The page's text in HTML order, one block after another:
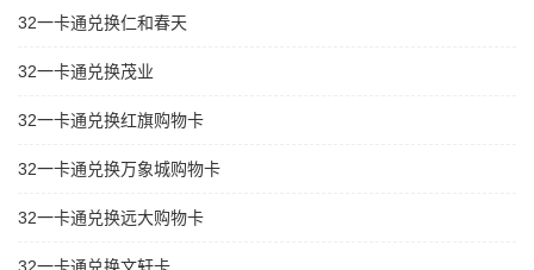
32一卡通兑换仁和春天
32一卡通兑换茂业
32一卡通兑换红旗购物卡
32一卡通兑换万象城购物卡
32一卡通兑换远大购物卡